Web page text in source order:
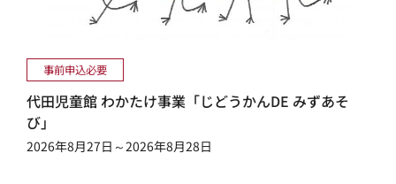
事前申込必要
代田児童館 わかたけ事業「じどうかんDE みずあそ
び」
2026年8月27日～2026年8月28日